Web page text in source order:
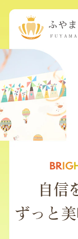
PROM
地域
BRIG
自信
ずっと美